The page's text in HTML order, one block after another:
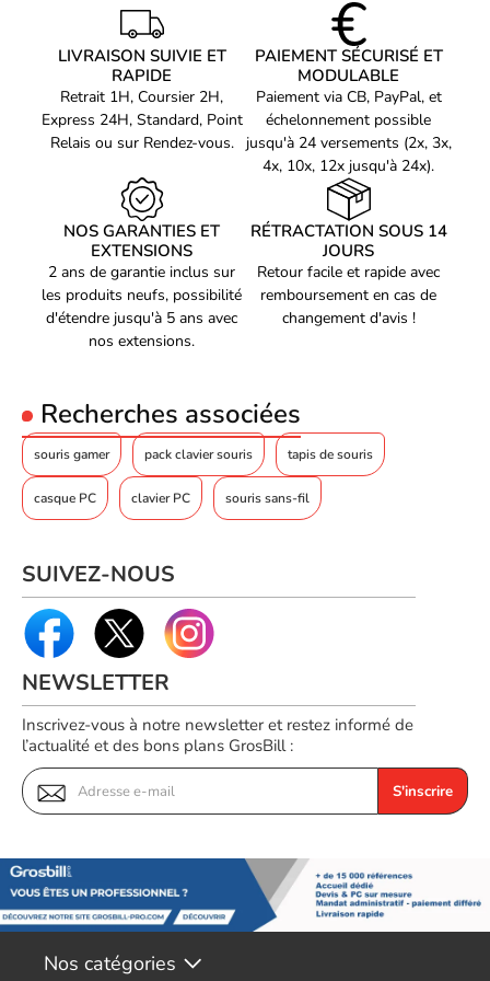
Mémoire intégré
Durabilité des boutons
(millions de clics)
90
Design
Format
Droitier
Coloration de surface
Monochromatique
Matériel
Polytétrafluoroéthylène (PTFE)
Éclairage
Oui
Couleur de l'éclairage
Multicolore
Puissance
Type de port de
chargement
USB Type-C
Poids et dimensions
Largeur
75,5 mm
Profondeur
119,5 mm
Hauteur
Poids
134 g
Informations sur
l'emballage
Quantité
Code EAN
8886419333890
Référence produit
01301264
Référence constructeur
RZ01-04400100-R3G1
Voir produits Razer
Voir les souris pc Razer
LIVRAISON SUIVIE ET
RAPIDE
Retrait 1H, Coursier 2H,
Express 24H, Standard, Point
Relais ou sur Rendez-vous.
PAIEMENT SÉCURISÉ ET
MODULABLE
Paiement via CB, PayPal, et
échelonnement possible
jusqu'à 24 versements (2x, 3x,
4x, 10x, 12x jusqu'à 24x).
NOS GARANTIES ET
EXTENSIONS
2 ans de garantie inclus sur
les produits neufs, possibilité
d'étendre jusqu'à 5 ans avec
nos extensions.
RÉTRACTATION SOUS 14
JOURS
Retour facile et rapide avec
remboursement en cas de
changement d'avis !
Recherches associées
souris gamer pack clavier souris tapis de souris
casque PC clavier PC souris sans-fil
SUIVEZ-NOUS
NEWSLETTER
Inscrivez-vous à notre newsletter et restez informé de
l’actualité et des bons plans GrosBill :
S'inscrire
Nos catégories